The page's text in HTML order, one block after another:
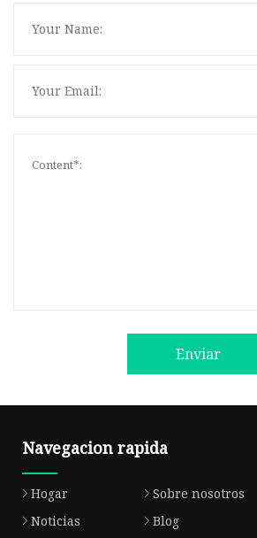
Enviar
Navegacion rapida
Hogar Sobre nosotros
Noticias
Blog